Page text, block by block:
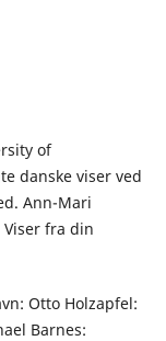
of
danske viser ved
Ann-Mari
fra din
Otto Holzapfel:
Barnes: